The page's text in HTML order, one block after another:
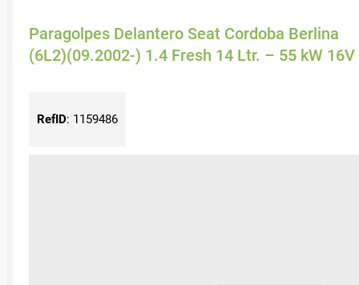
Paragolpes Delantero Seat Cordoba Berlina
(6L2)(09.2002-) 1.4 Fresh 14 Ltr. – 55 kW 16V
RefID: 1159486